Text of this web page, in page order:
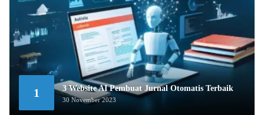
1 3 Website AI Pembuat Jurnal Otomatis Terbaik
30 November 2023